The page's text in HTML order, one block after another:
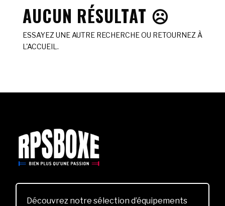
AUCUN RÉSULTAT ☹️
ESSAYEZ UNE AUTRE RECHERCHE OU RETOURNEZ À
L'ACCUEIL.
Découvrez notre sélection d’équipements